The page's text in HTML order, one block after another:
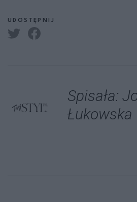
UDOSTĘPNIJ
Spisała:
Łukowska